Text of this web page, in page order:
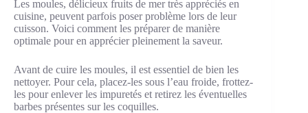
Les moules, délicieux fruits de mer très appréciés en
cuisine, peuvent parfois poser problème lors de leur
cuisson. Voici comment les préparer de manière
optimale pour en apprécier pleinement la saveur.
Avant de cuire les moules, il est essentiel de bien les
nettoyer. Pour cela, placez-les sous l’eau froide, frottez-
les pour enlever les impuretés et retirez les éventuelles
barbes présentes sur les coquilles.